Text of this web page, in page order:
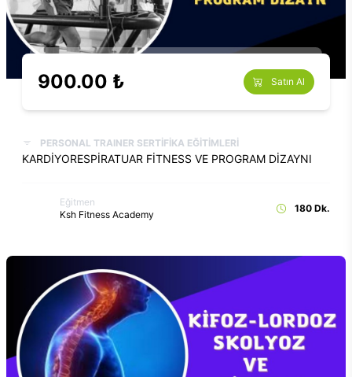
900.00 ₺ Satın Al
PERSONAL TRAINER SERTİFİKA EĞİTİMLERİ
KARDİYORESPİRATUAR FİTNESS VE PROGRAM DİZAYNI
Eğitmen
Ksh Fitness Academy
180 Dk.